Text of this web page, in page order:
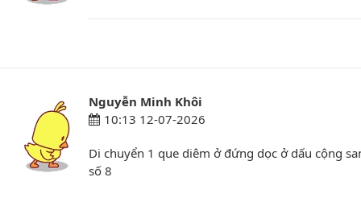
Nguyễn Minh Khôi
10:13 12-07-2026
Di chuyển 1 que diêm ở đứng dọc ở dấu cộng
số 8